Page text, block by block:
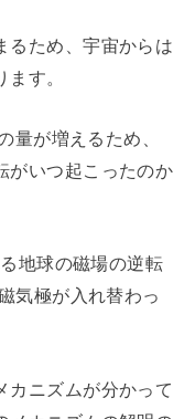
るため、宇宙からは
す。
量が増えるため、
がいつ起こったのか
地球の磁場の逆転
気極が入れ替わっ
カニズムが分かって